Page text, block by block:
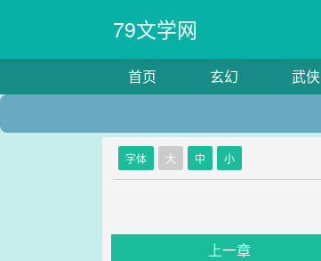
79文学网
首页 玄幻 武侠
字体 大 中 小
上一章